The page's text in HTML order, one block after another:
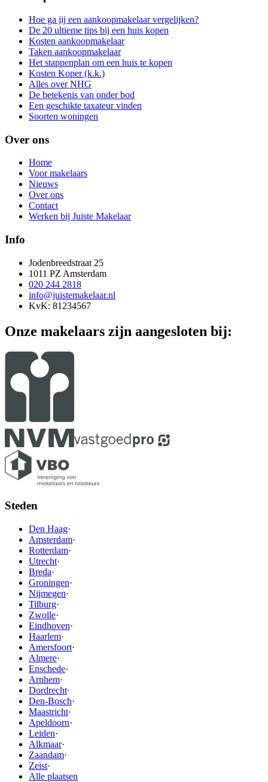
Hoe ga jij een aankoopmakelaar vergelijken?
De 20 ultieme tips bij een huis kopen
Kosten aankoopmakelaar
Taken aankoopmakelaar
Het stappenplan om een huis te kopen
Kosten Koper (k.k.)
Alles over NHG
De betekenis van onder bod
Een geschikte taxateur vinden
Soorten woningen
Over ons
Home
Voor makelaars
Nieuws
Over ons
Contact
Werken bij Juiste Makelaar
Info
Jodenbreedstraat 25
1011 PZ Amsterdam
020 244 2818
info@juistemakelaar.nl
KvK: 81234567
Onze makelaars zijn aangesloten bij:
Steden
Den Haag·
Amsterdam·
Rotterdam·
Utrecht·
Breda·
Groningen·
Nijmegen·
Tilburg·
Zwolle·
Eindhoven·
Haarlem·
Amersfoort·
Almere·
Enschede·
Arnhem·
Dordrecht·
Den-Bosch·
Maastricht·
Apeldoorn·
Leiden·
Alkmaar·
Zaandam·
Zeist·
Alle plaatsen